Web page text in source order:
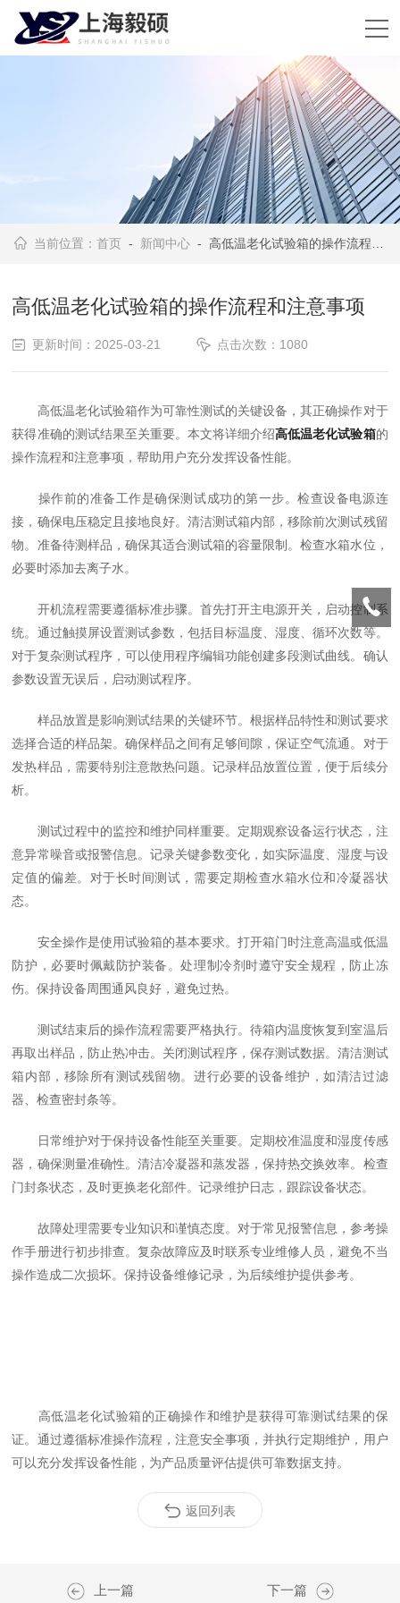
当前位置：首页 - 新闻中心 - 高低温老化试验箱的操作流程和注意事项
高低温老化试验箱的操作流程和注意事项
更新时间：2025-03-21 点击次数：1080
高低温老化试验箱作为可靠性测试的关键设备，其正确操作对于
获得准确的测试结果至关重要。本文将详细介绍高低温老化试验箱的
操作流程和注意事项，帮助用户充分发挥设备性能。
操作前的准备工作是确保测试成功的第一步。检查设备电源连
接，确保电压稳定且接地良好。清洁测试箱内部，移除前次测试残留
物。准备待测样品，确保其适合测试箱的容量限制。检查水箱水位，
必要时添加去离子水。
开机流程需要遵循标准步骤。首先打开主电源开关，启动控制系
统。通过触摸屏设置测试参数，包括目标温度、湿度、循环次数等。
对于复杂测试程序，可以使用程序编辑功能创建多段测试曲线。确认
参数设置无误后，启动测试程序。
样品放置是影响测试结果的关键环节。根据样品特性和测试要求
选择合适的样品架。确保样品之间有足够间隙，保证空气流通。对于
发热样品，需要特别注意散热问题。记录样品放置位置，便于后续分
析。
测试过程中的监控和维护同样重要。定期观察设备运行状态，注
意异常噪音或报警信息。记录关键参数变化，如实际温度、湿度与设
定值的偏差。对于长时间测试，需要定期检查水箱水位和冷凝器状
态。
安全操作是使用试验箱的基本要求。打开箱门时注意高温或低温
防护，必要时佩戴防护装备。处理制冷剂时遵守安全规程，防止冻
伤。保持设备周围通风良好，避免过热。
测试结束后的操作流程需要严格执行。待箱内温度恢复到室温后
再取出样品，防止热冲击。关闭测试程序，保存测试数据。清洁测试
箱内部，移除所有测试残留物。进行必要的设备维护，如清洁过滤
器、检查密封条等。
日常维护对于保持设备性能至关重要。定期校准温度和湿度传感
器，确保测量准确性。清洁冷凝器和蒸发器，保持热交换效率。检查
门封条状态，及时更换老化部件。记录维护日志，跟踪设备状态。
故障处理需要专业知识和谨慎态度。对于常见报警信息，参考操
作手册进行初步排查。复杂故障应及时联系专业维修人员，避免不当
操作造成二次损坏。保持设备维修记录，为后续维护提供参考。
高低温老化试验箱的正确操作和维护是获得可靠测试结果的保
证。通过遵循标准操作流程，注意安全事项，并执行定期维护，用户
可以充分发挥设备性能，为产品质量评估提供可靠数据支持。
返回列表
上一篇 下一篇